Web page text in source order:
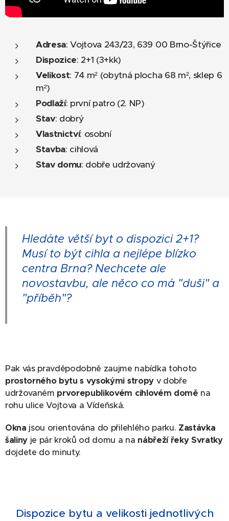
Adresa: Vojtova 243/23, 639 00 Brno-Štýřice
Dispozice: 2+1 (3+kk)
Velikost: 74 m² (obytná plocha 68 m², sklep 6
m²)
Podlaží: první patro (2. NP)
Stav: dobrý
Vlastnictví: osobní
Stavba: cihlová
Stav domu: dobře udržovaný
Hledáte větší byt o dispozici 2+1?
Musí to být cihla a nejlépe blízko
centra Brna? Nechcete ale
novostavbu, ale něco co má "duši" a
"příběh"?
Pak vás pravděpodobně zaujme nabídka tohoto
prostorného bytu s vysokými stropyv dobře
udržovaném prvorepublikovém cihlovém domě na
rohu ulice Vojtova a Vídeňská.
Okna jsou orientována do přilehlého parku. Zastávka
šaliny je pár kroků od domu a na nábřeží řeky Svratky
dojdete do minuty.
Dispozice bytu a velikosti jednotlivých